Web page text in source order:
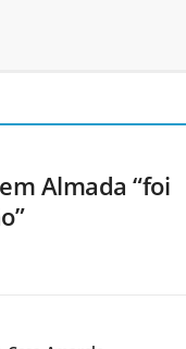
Almada “foi